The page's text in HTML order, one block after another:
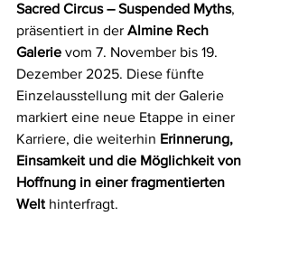
Sacred Circus – Suspended Myths,
präsentiert in der Almine Rech
Galerie vom 7. November bis 19.
Dezember 2025. Diese fünfte
Einzelausstellung mit der Galerie
markiert eine neue Etappe in einer
Karriere, die weiterhin Erinnerung,
Einsamkeit und die Möglichkeit von
Hoffnung in einer fragmentierten
Welt hinterfragt.